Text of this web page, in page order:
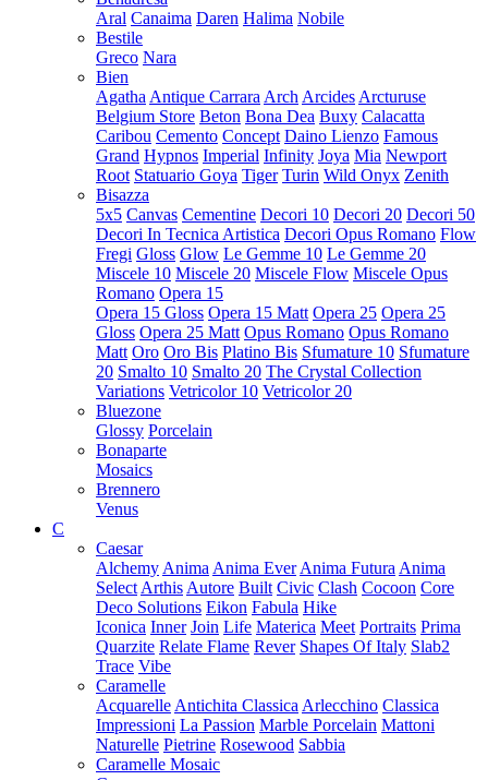
Aral Canaima Daren Halima Nobile
Bestile
Greco Nara
Bien
Agatha Antique Carrara Arch Arcides Arcturuse
Belgium Store Beton Bona Dea Buxy Calacatta
Caribou Cemento Concept Daino Lienzo Famous
Grand Hypnos Imperial Infinity Joya Mia Newport
Root Statuario Goya Tiger Turin Wild Onyx Zenith
Bisazza
5x5 Canvas Cementine Decori 10 Decori 20 Decori 50
Decori In Tecnica Artistica Decori Opus Romano Flow
Fregi Gloss Glow Le Gemme 10 Le Gemme 20
Miscele 10 Miscele 20 Miscele Flow Miscele Opus
Romano Opera 15
Opera 15 Gloss Opera 15 Matt Opera 25 Opera 25
Gloss Opera 25 Matt Opus Romano Opus Romano
Matt Oro Oro Bis Platino Bis Sfumature 10 Sfumature
20 Smalto 10 Smalto 20 The Crystal Collection
Variations Vetricolor 10 Vetricolor 20
Bluezone
Glossy Porcelain
Bonaparte
Mosaics
Brennero
Venus
C
Caesar
Alchemy Anima Anima Ever Anima Futura Anima
Select Arthis Autore Built Civic Clash Cocoon Core
Deco Solutions Eikon Fabula Hike
Iconica Inner Join Life Materica Meet Portraits Prima
Quarzite Relate Flame Rever Shapes Of Italy Slab2
Trace Vibe
Caramelle
Acquarelle Antichita Classica Arlecchino Classica
Impressioni La Passion Marble Porcelain Mattoni
Naturelle Pietrine Rosewood Sabbia
Caramelle Mosaic